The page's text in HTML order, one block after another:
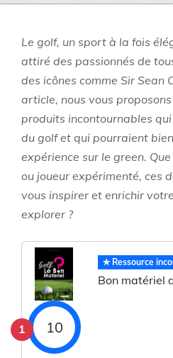
Le golf, un sport à la fois
attiré des passionnés de
des icônes comme Sir Sean
article, nous vous
produits incontournables
du golf et qui pourraient
expérience sur le green.
ou joueur expérimenté, ces
vous inspirer et enrichir
explorer ?
1
✯ Ressource
Bon matériel
10